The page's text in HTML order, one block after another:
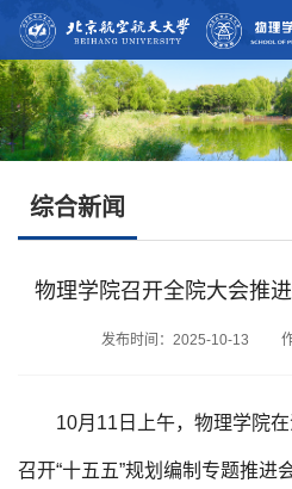
综合新闻
物理学院召开全院大会推
发布时间：2025-10-13 作
10月11日上午，物理学院
召开“十五五”规划编制专题推进